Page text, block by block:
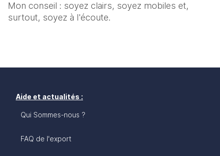
Mon conseil : soyez clairs, soyez mobiles et,
surtout, soyez à l'écoute.
Aide et actualités :
Qui Sommes-nous ?
FAQ de l'export